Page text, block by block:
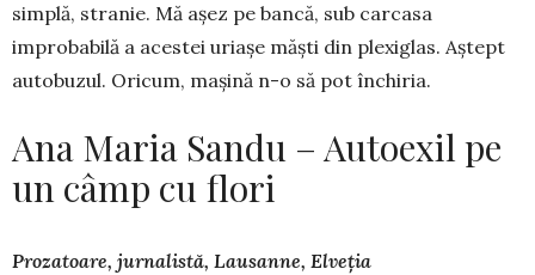
simplă, stranie. Mă așez pe bancă, sub carcasa
improbabilă a acestei uriașe măști din plexiglas. Aștept
autobuzul. Oricum, mașină n-o să pot închiria.
Ana Maria Sandu – Autoexil pe
un câmp cu flori
Prozatoare, jurnalistă, Lausanne, Elveția